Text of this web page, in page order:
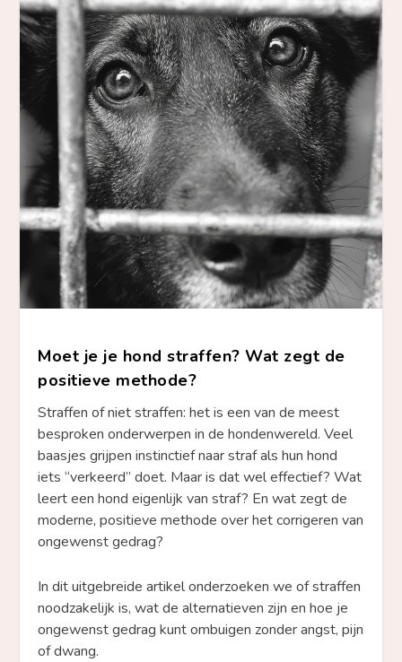
Moet je je hond straffen? Wat zegt de
positieve methode?
Straffen of niet straffen: het is een van de meest
besproken onderwerpen in de hondenwereld. Veel
baasjes grijpen instinctief naar straf als hun hond
iets “verkeerd” doet. Maar is dat wel effectief? Wat
leert een hond eigenlijk van straf? En wat zegt de
moderne, positieve methode over het corrigeren van
ongewenst gedrag?
In dit uitgebreide artikel onderzoeken we of straffen
noodzakelijk is, wat de alternatieven zijn en hoe je
ongewenst gedrag kunt ombuigen zonder angst, pijn
of dwang.